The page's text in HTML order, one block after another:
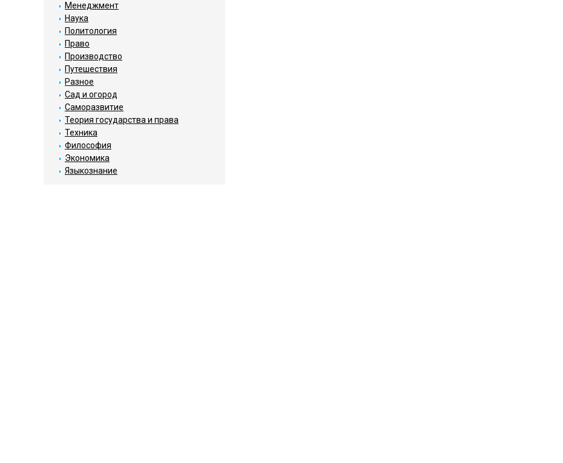
Менеджмент
Наука
Политология
Право
Производство
Путешествия
Разное
Сад и огород
Саморазвитие
Теория государства и права
Техника
Философия
Экономика
Языкознание